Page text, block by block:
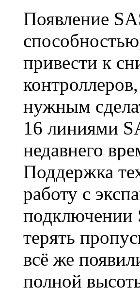
Появление
привести к
нужным
16 линиями
недавнего
Поддержка
работу с
подключении
терять
всё же
полной